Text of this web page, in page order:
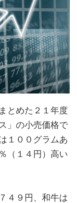
とめた２１年度
」の小売価格で
１００グラムあ
（１４円）高い
４９円、和牛は